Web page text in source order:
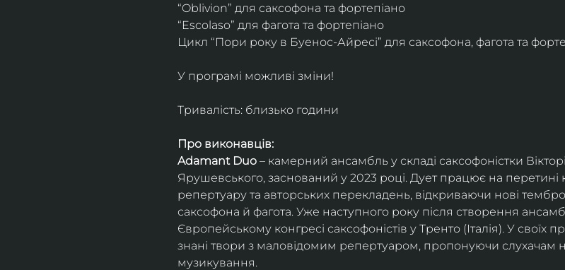
“Oblivion” для саксофона та фортепіано
“Escolaso” для фагота та фортепіано
Цикл “Пори року в Буенос-Айресі” для саксофона, фагота та
У програмі можливі зміни!
Тривалість: близько години
Про виконавців:
Adamant Duo – камерний ансамбль у складі саксофоністки
Ярушевського, заснований у 2023 році. Дует працює на перетині
репертуару та авторських перекладень, відкриваючи нові
саксофона й фагота. Уже наступного року після створення
Європейському конгресі саксофоністів у Тренто (Італія). У своїх
знані твори з маловідомим репертуаром, пропонуючи слухачам
музикування.